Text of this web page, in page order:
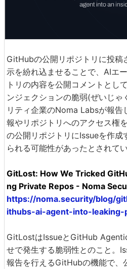
GitHubの公開リポジトリに投稿
示を紛れ込ませることで、AIエ
トリの内容を公開コメントとし
ンジェクションの脆弱(ぜいじゃ
リティ企業のNoma Labsが報告
報やリポジトリへのアクセス権
の公開リポジトリにIssueを作成
られる可能性があったとされてい
GitLost: How We Tricked
ng Private Repos - Noma
https://noma.security/blog/
ithubs-ai-agent-into-
GitLostはIssueとGitHub
せで発生する脆弱性とのこと。
報告を行えるGitHubの機能で、